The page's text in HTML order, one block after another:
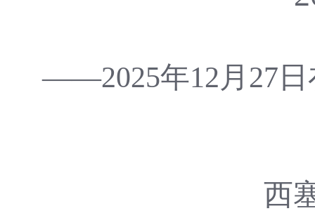
——2025年12 月 27
西